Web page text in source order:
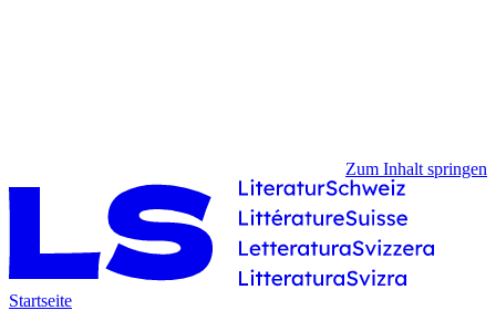
Zum Inhalt springen
Startseite